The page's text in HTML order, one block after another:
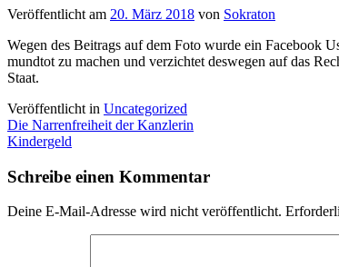
Veröffentlicht am 20. März 2018 von Sokraton
Wegen des Beitrags auf dem Foto wurde ein Facebook
mundtot zu machen und verzichtet deswegen auf das
Staat.
Veröffentlicht in Uncategorized
Beitragsnavigation
Die Narrenfreiheit der Kanzlerin
Kindergeld
Schreibe einen Kommentar
Deine E-Mail-Adresse wird nicht veröffentlicht.